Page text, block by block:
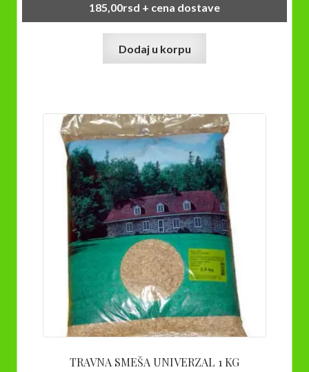
185,00rsd + cena dostave
Dodaj u korpu
TRAVNA SMEŠA UNIVERZAL 1 KG